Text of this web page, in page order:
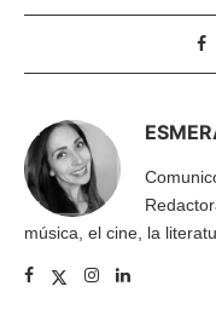
música, el cine, la